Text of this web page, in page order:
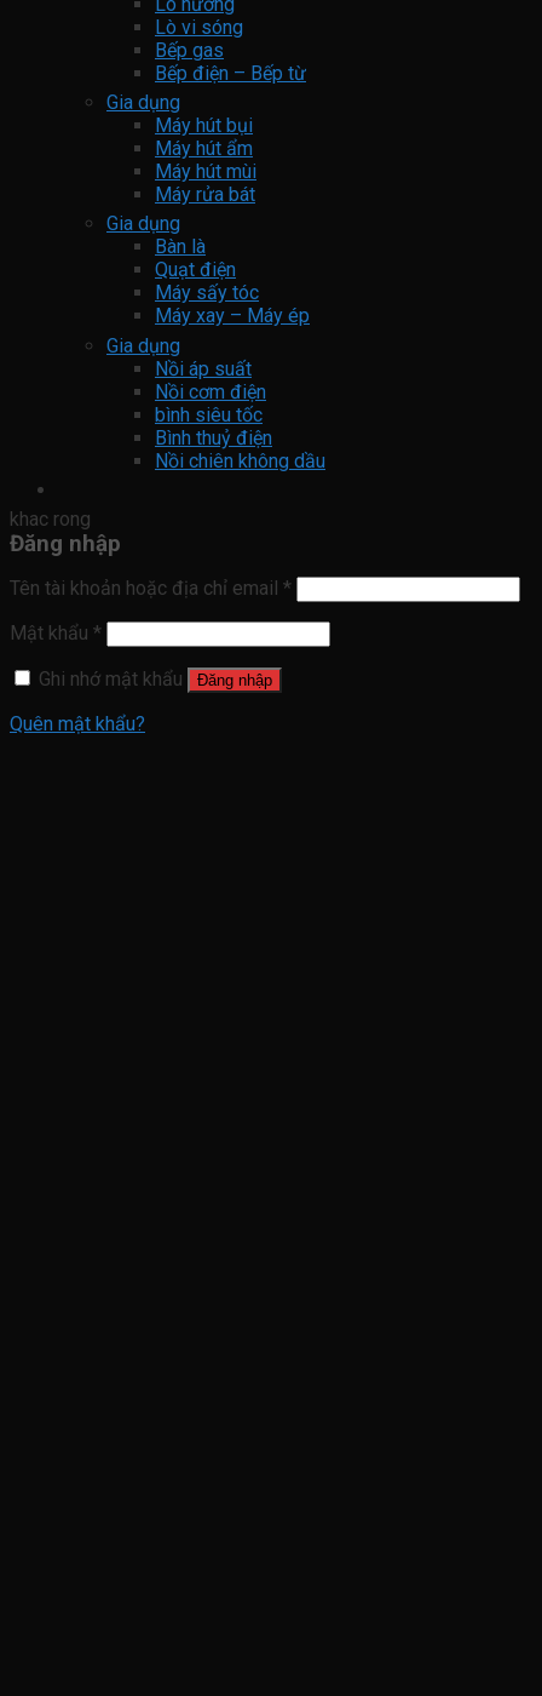
Lò vi sóng
Bếp gas
Bếp điện – Bếp từ
Gia dụng
Máy hút bụi
Máy hút ẩm
Máy hút mùi
Máy rửa bát
Gia dụng
Bàn là
Quạt điện
Máy sấy tóc
Máy xay – Máy ép
Gia dụng
Nồi áp suất
Nồi cơm điện
bình siêu tốc
Bình thuỷ điện
Nồi chiên không dầu
khac rong
Đăng nhập
Tên tài khoản hoặc địa chỉ email *
Mật khẩu *
Ghi nhớ mật khẩu
Đăng nhập
Quên mật khẩu?